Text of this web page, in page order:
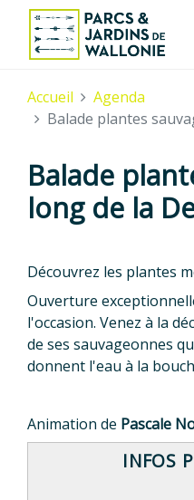
Accueil
Agenda
Balade plantes
Balade
long de la
Découvrez les plantes
Ouverture
l'occasion. Venez à la
de ses sauvageonnes
donnent l'eau à la
Animation de Pascale
INFOS